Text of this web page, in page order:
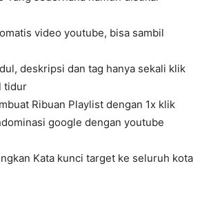
video youtube, bisa sambil
deskripsi dan tag hanya sekali klik
tidur
Ribuan Playlist dengan 1x klik
google dengan youtube
Kata kunci target ke seluruh kota